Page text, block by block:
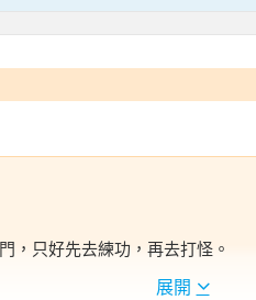
，只好先去練功，再去打怪。
展開